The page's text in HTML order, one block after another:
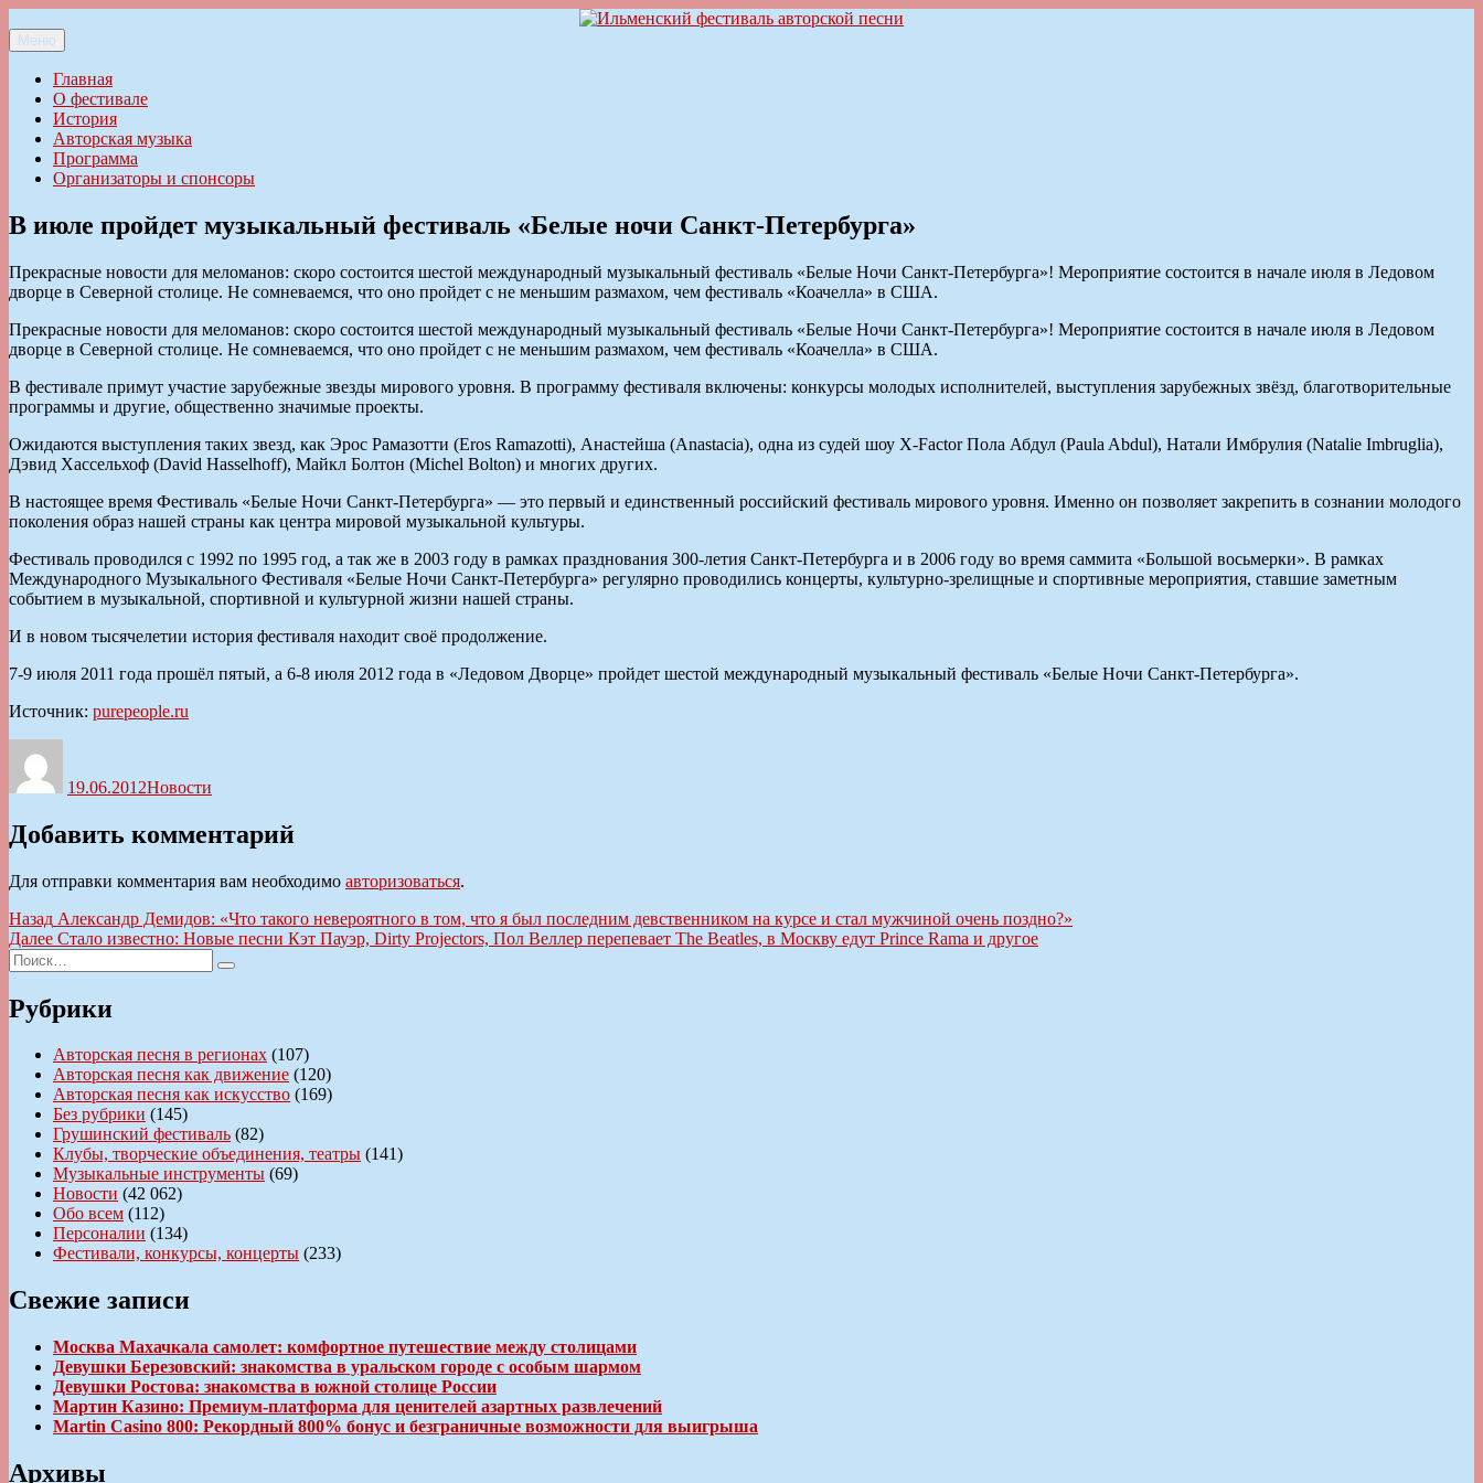
к
содержимому
Ильменский фестиваль авторской песни
Меню
Главная
О фестивале
История
Авторская музыка
Программа
Организаторы и спонсоры
В июле пройдет музыкальный фестиваль «Белые ночи Санкт-Петербурга»
Прекрасные новости для меломанов: скоро состоится шестой международный музыкальный фестиваль «Белые Ночи Санкт-Петербурга»! Мероприятие состоится в начале июля в Ледовом
дворце в Северной столице. Не сомневаемся, что оно пройдет с не меньшим размахом, чем фестиваль «Коачелла» в США.
Прекрасные новости для меломанов: скоро состоится шестой международный музыкальный фестиваль «Белые Ночи Санкт-Петербурга»! Мероприятие состоится в начале июля в Ледовом
дворце в Северной столице. Не сомневаемся, что оно пройдет с не меньшим размахом, чем фестиваль «Коачелла» в США.
В фестивале примут участие зарубежные звезды мирового уровня. В программу фестиваля включены: конкурсы молодых исполнителей, выступления зарубежных звёзд, благотворительные
программы и другие, общественно значимые проекты.
Ожидаются выступления таких звезд, как Эрос Рамазотти (Eros Ramazotti), Анастейша (Anastacia), одна из судей шоу X-Factor Пола Абдул (Paula Abdul), Натали Имбрулия (Natalie Imbruglia),
Дэвид Хассельхоф (David Hasselhoff), Майкл Болтон (Michel Bolton) и многих других.
В настоящее время Фестиваль «Белые Ночи Санкт-Петербурга» — это первый и единственный российский фестиваль мирового уровня. Именно он позволяет закрепить в сознании молодого
поколения образ нашей страны как центра мировой музыкальной культуры.
Фестиваль проводился с 1992 по 1995 год, а так же в 2003 году в рамках празднования 300-летия Санкт-Петербурга и в 2006 году во время саммита «Большой восьмерки». В рамках
Международного Музыкального Фестиваля «Белые Ночи Санкт-Петербурга» регулярно проводились концерты, культурно-зрелищные и спортивные мероприятия, ставшие заметным
событием в музыкальной, спортивной и культурной жизни нашей страны.
И в новом тысячелетии история фестиваля находит своё продолжение.
7-9 июля 2011 года прошёл пятый, а 6-8 июля 2012 года в «Ледовом Дворце» пройдет шестой международный музыкальный фестиваль «Белые Ночи Санкт-Петербурга».
Источник: purepeople.ru
19.06.2012Новости
Добавить комментарий
Для отправки комментария вам необходимо авторизоваться.
Навигация
по
записям
Назад Предыдущая
запись:
Александр Демидов: «Что такого невероятного в том, что я был последним девственником на курсе и стал мужчиной очень поздно?»
Далее Следующая
Стало известно: Новые песни Кэт Пауэр, Dirty Projectors, Пол Веллер перепевает The Beatles, в Москву едут Prince Rama и другое
Искать:
Поиск
Рубрики
Авторская песня в регионах (107)
Авторская песня как движение (120)
Авторская песня как искусство (169)
Без рубрики (145)
Грушинский фестиваль (82)
Клубы, творческие объединения, театры (141)
Музыкальные инструменты (69)
Новости (42 062)
Обо всем (112)
Персоналии (134)
Фестивали, конкурсы, концерты (233)
Свежие записи
Москва Махачкала самолет: комфортное путешествие между столицами
Девушки Березовский: знакомства в уральском городе с особым шармом
Девушки Ростова: знакомства в южной столице России
Мартин Казино: Премиум-платформа для ценителей азартных развлечений
Martin Casino 800: Рекордный 800% бонус и безграничные возможности для выигрыша
Архивы